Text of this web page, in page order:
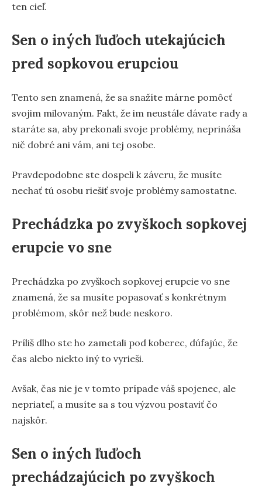
ten cieľ.
Sen o iných ľuďoch utekajúcich
pred sopkovou erupciou
Tento sen znamená, že sa snažíte márne pomôcť
svojim milovaným. Fakt, že im neustále dávate rady a
staráte sa, aby prekonali svoje problémy, neprináša
nič dobré ani vám, ani tej osobe.
Pravdepodobne ste dospeli k záveru, že musíte
nechať tú osobu riešiť svoje problémy samostatne.
Prechádzka po zvyškoch sopkovej
erupcie vo sne
Prechádzka po zvyškoch sopkovej erupcie vo sne
znamená, že sa musíte popasovať s konkrétnym
problémom, skôr než bude neskoro.
Príliš dlho ste ho zametali pod koberec, dúfajúc, že
čas alebo niekto iný to vyrieši.
Avšak, čas nie je v tomto prípade váš spojenec, ale
nepriateľ, a musíte sa s tou výzvou postaviť čo
najskôr.
Sen o iných ľuďoch
prechádzajúcich po zvyškoch